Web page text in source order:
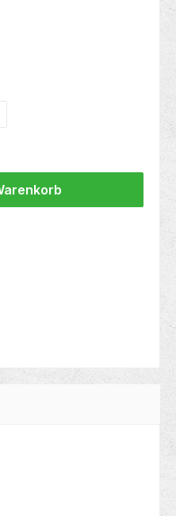
die Schaltflächen um die